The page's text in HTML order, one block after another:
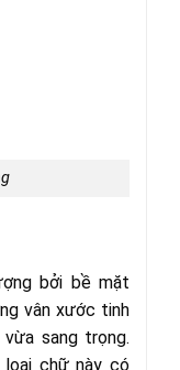
bởi bề mặt
vân xước tinh
sang trọng.
loại chữ này có